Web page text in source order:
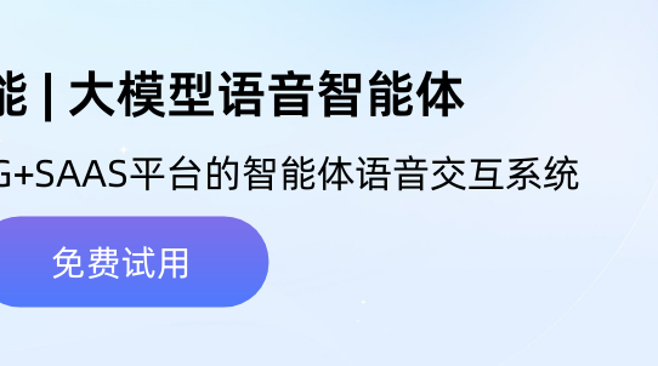
| 大模型语音智能体
平台的智能体语音交互系统
免费试用